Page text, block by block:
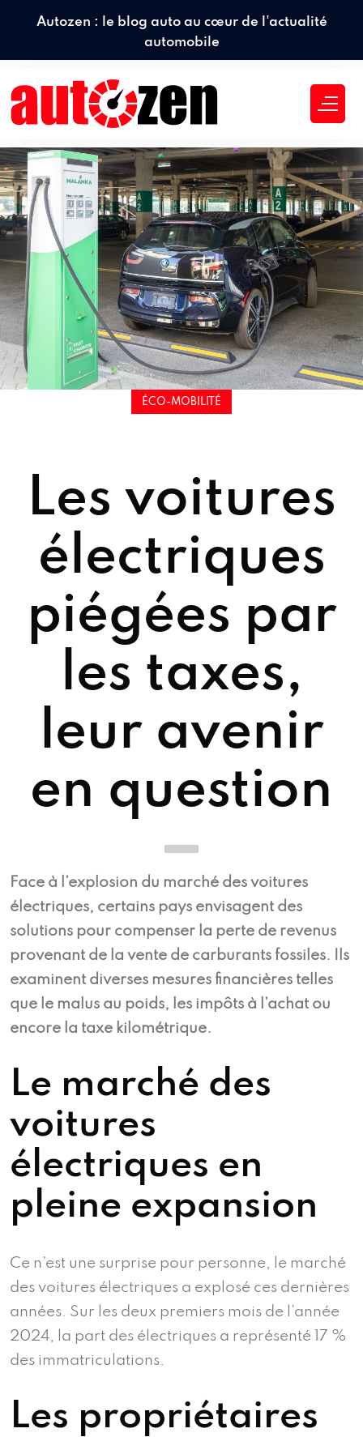
Autozen : le blog auto au cœur de l'actualité
automobile
ÉCO-MOBILITÉ
Les voitures
électriques
piégées par
les taxes,
leur avenir
en question
Face à l’explosion du marché des voitures
électriques, certains pays envisagent des
solutions pour compenser la perte de revenus
provenant de la vente de carburants fossiles. Ils
examinent diverses mesures financières telles
que le malus au poids, les impôts à l’achat ou
encore la taxe kilométrique.
Le marché des
voitures
électriques en
pleine expansion
Ce n’est une surprise pour personne, le marché
des voitures électriques a explosé ces dernières
années. Sur les deux premiers mois de l’année
2024, la part des électriques a représenté 17 %
des immatriculations.
Les propriétaires